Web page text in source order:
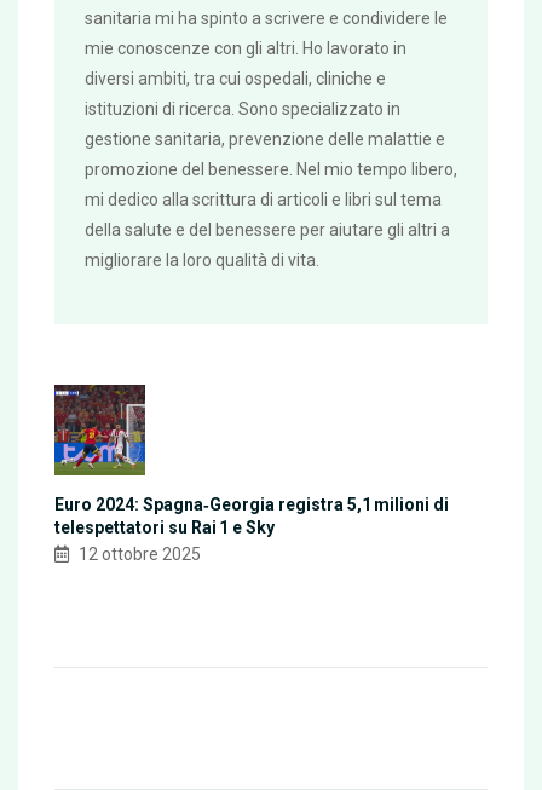
sanitaria mi ha spinto a scrivere e condividere le
mie conoscenze con gli altri. Ho lavorato in
diversi ambiti, tra cui ospedali, cliniche e
istituzioni di ricerca. Sono specializzato in
gestione sanitaria, prevenzione delle malattie e
promozione del benessere. Nel mio tempo libero,
mi dedico alla scrittura di articoli e libri sul tema
della salute e del benessere per aiutare gli altri a
migliorare la loro qualità di vita.
Euro 2024: Spagna‑Georgia registra 5,1 milioni di
telespettatori su Rai 1 e Sky
12 ottobre 2025